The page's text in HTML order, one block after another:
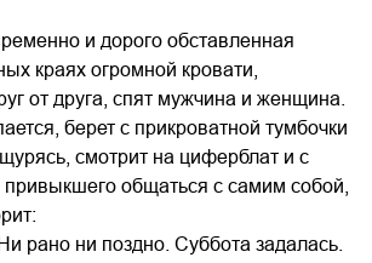
и дорого обставленная
краях огромной кровати,
от друга, спят мужчина и женщина.
берет с прикроватной тумбочки
смотрит на циферблат и с
привыкшего общаться с самим собой,
рано ни поздно. Суббота задалась.